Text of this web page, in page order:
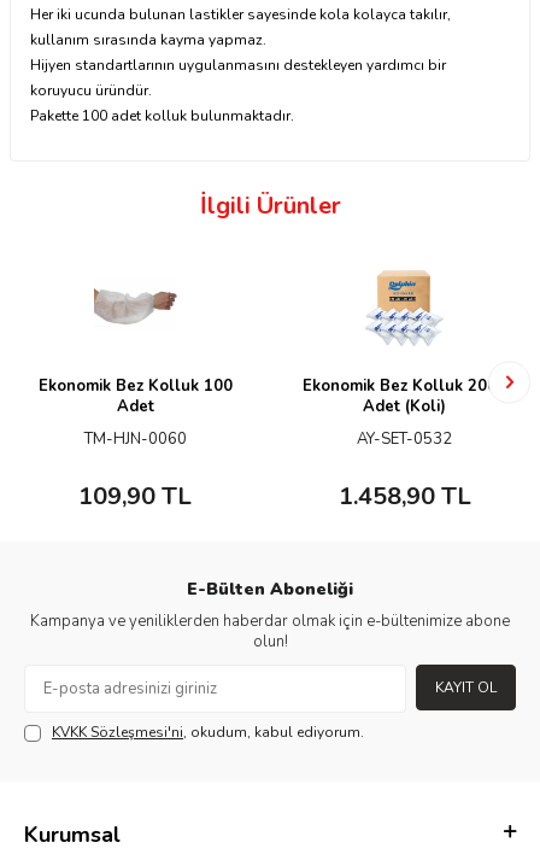
Her iki ucunda bulunan lastikler sayesinde kola kolayca takılır,
kullanım sırasında kayma yapmaz.
Hijyen standartlarının uygulanmasını destekleyen yardımcı bir
koruyucu üründür.
Pakette 100 adet kolluk bulunmaktadır.
İlgili Ürünler
Ekonomik Bez Kolluk 100
Adet
TM-HJN-0060
109,90TL
Ekonomik Bez Kolluk 2000
Adet (Koli)
AY-SET-0532
1.458,90TL
E-Bülten Aboneliği
Kampanya ve yeniliklerden haberdar olmak için e-bültenimize abone
olun!
KAYIT OL
KVKK Sözleşmesi'ni, okudum, kabul ediyorum.
Kurumsal